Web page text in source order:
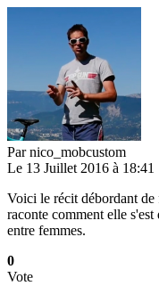
Parnico_mobcustom
Le 13 Juillet 2016 à 18:41
Voici le récit débordant de
raconte comment elle
entre femmes.
0
Vote